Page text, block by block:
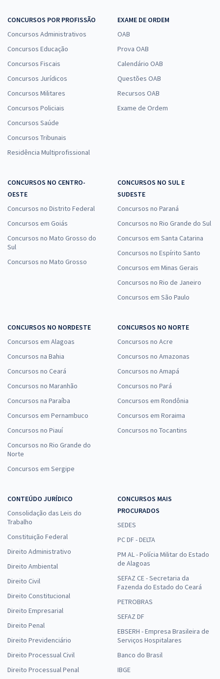
CONCURSOS POR PROFISSÃO
Concursos Administrativos
Concursos Educação
Concursos Fiscais
Concursos Jurídicos
Concursos Militares
Concursos Policiais
Concursos Saúde
Concursos Tribunais
Residência Multiprofissional
EXAME DE ORDEM
OAB
Prova OAB
Calendário OAB
Questões OAB
Recursos OAB
Exame de Ordem
CONCURSOS NO CENTRO-
OESTE
Concursos no Distrito Federal
Concursos em Goiás
Concursos no Mato Grosso do
Sul
Concursos no Mato Grosso
CONCURSOS NO SUL E
SUDESTE
Concursos no Paraná
Concursos no Rio Grande do Sul
Concursos em Santa Catarina
Concursos no Espírito Santo
Concursos em Minas Gerais
Concursos no Rio de Janeiro
Concursos em São Paulo
CONCURSOS NO NORDESTE
Concursos em Alagoas
Concursos na Bahia
Concursos no Ceará
Concursos no Maranhão
Concursos na Paraíba
Concursos em Pernambuco
Concursos no Piauí
Concursos no Rio Grande do
Norte
Concursos em Sergipe
CONCURSOS NO NORTE
Concursos no Acre
Concursos no Amazonas
Concursos no Amapá
Concursos no Pará
Concursos em Rondônia
Concursos em Roraima
Concursos no Tocantins
CONTEÚDO JURÍDICO
Consolidação das Leis do
Trabalho
Constituição Federal
Direito Administrativo
Direito Ambiental
Direito Civil
Direito Constitucional
Direito Empresarial
Direito Penal
Direito Previdenciário
Direito Processual Civil
Direito Processual Penal
CONCURSOS MAIS
PROCURADOS
SEDES
PC DF - DELTA
PM AL - Polícia Militar do Estado
de Alagoas
SEFAZ CE - Secretaria da
Fazenda do Estado do Ceará
PETROBRAS
SEFAZ DF
EBSERH - Empresa Brasileira de
Serviços Hospitalares
Banco do Brasil
IBGE